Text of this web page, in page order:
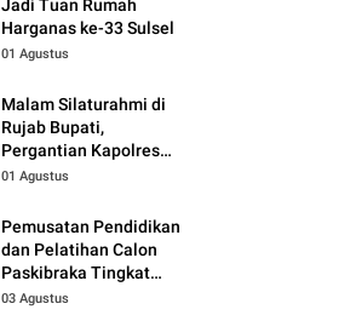
Jadi Tuan Rumah
Harganas ke-33 Sulsel
01 Agustus
Malam Silaturahmi di
Rujab Bupati,
Pergantian Kapolres
Wajo Jadi Momentum
01 Agustus
Pemusatan Pendidikan
dan Pelatihan Calon
Paskibraka Tingkat
Kabupaten Tahun 2026
03 Agustus